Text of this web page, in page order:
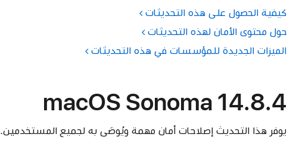
كيفية الحصول على هذه التحديثات
حول محتوى الأمان لهذه التحديثات
الميزات الجديدة للمؤسسات في هذه التحديثات
macOS Sonoma 14.8.4
يوفر هذا التحديث إصلاحات أمان مهمة ويُوصَى به لجميع المستخدمين.